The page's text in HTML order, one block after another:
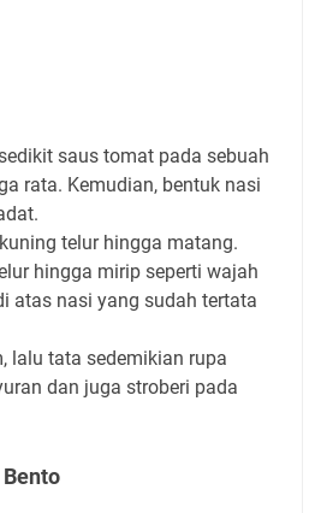
saus tomat pada sebuah
rata. Kemudian, bentuk nasi
telur hingga matang.
hingga mirip seperti wajah
atas nasi yang sudah tertata
lalu tata sedemikian rupa
dan juga stroberi pada